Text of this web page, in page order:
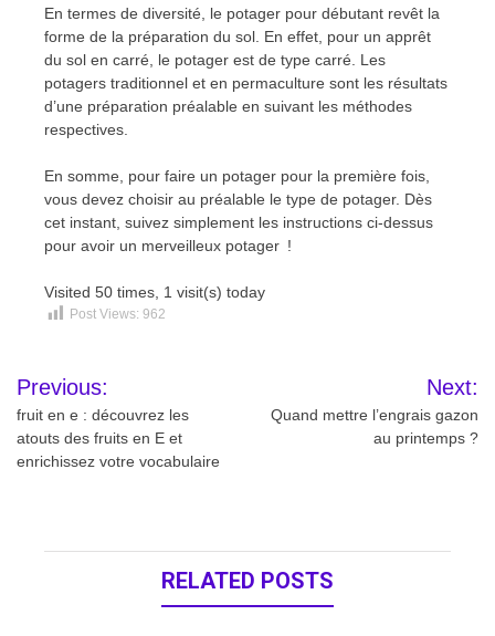
En termes de diversité, le potager pour débutant revêt la
forme de la préparation du sol. En effet, pour un apprêt
du sol en carré, le potager est de type carré. Les
potagers traditionnel et en permaculture sont les résultats
d’une préparation préalable en suivant les méthodes
respectives.
En somme, pour faire un potager pour la première fois,
vous devez choisir au préalable le type de potager. Dès
cet instant, suivez simplement les instructions ci-dessus
pour avoir un merveilleux potager !
Visited 50 times, 1 visit(s) today
Post Views: 962
Navigation
de
l’article
Previous:
fruit en e : découvrez les
atouts des fruits en E et
enrichissez votre vocabulaire
Next:
Quand mettre l’engrais gazon
au printemps ?
RELATED POSTS